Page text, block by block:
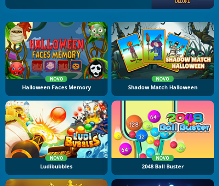
NOVO
Halloween Faces Memory
NOVO
Shadow Match Halloween
NOVO
Ludibubbles
NOVO
2048 Ball Buster